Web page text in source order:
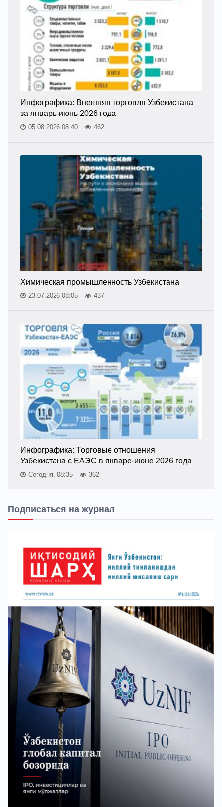
Инфографика: Внешняя торговля Узбекистана
за январь-июнь 2026 года
05.08.2026 08:40 462
Химическая промышленность Узбекистана
23.07.2026 08:05 437
Инфографика: Торговые отношения
Узбекистана с ЕАЭС в январе-июне 2026 года
Сегодня, 08:35 362
Подписаться на журнал